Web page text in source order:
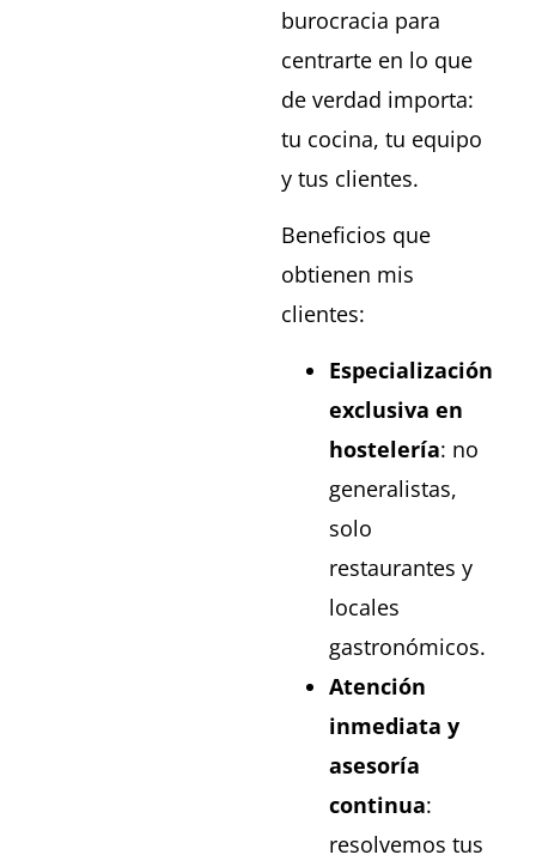
burocracia para
centrarte en lo que
de verdad importa:
tu cocina, tu equipo
y tus clientes.
Beneficios que
obtienen mis
clientes:
Especialización
exclusiva en
hostelería: no
generalistas,
solo
restaurantes y
locales
gastronómicos.
Atención
inmediata y
asesoría
continua:
resolvemos tus